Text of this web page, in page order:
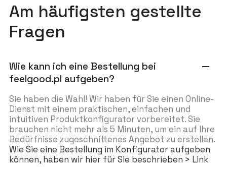
Am häufigsten gestellte
Fragen
Wie kann ich eine Bestellung bei
feelgood.pl aufgeben?
remove
Sie haben die Wahl! Wir haben für Sie einen Online-
Dienst mit einem praktischen, einfachen und
intuitiven Produktkonfigurator vorbereitet. Sie
brauchen nicht mehr als 5 Minuten, um ein auf Ihre
Bedürfnisse zugeschnittenes Angebot zu erstellen.
Wie Sie eine Bestellung im Konfigurator aufgeben
können, haben wir hier für Sie beschrieben > Link